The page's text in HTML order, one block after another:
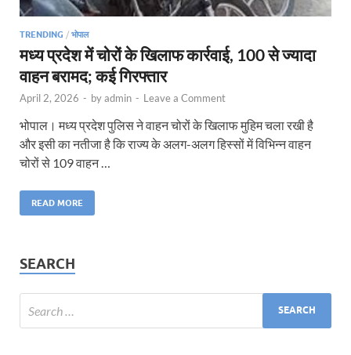
TRENDING / भोपाल
मध्य प्रदेश में चोरों के खिलाफ कार्रवाई, 100 से ज्यादा
वाहन बरामद; कई गिरफ्तार
April 2, 2026 - byadmin - Leave a Comment
भोपाल। मध्य प्रदेश पुलिस ने वाहन चोरों के खिलाफ मुहिम चला रखी है
और इसी का नतीजा है कि राज्य के अलग-अलग हिस्सों में विभिन्न वाहन
चोरों से 109 वाहन …
READ MORE
SEARCH